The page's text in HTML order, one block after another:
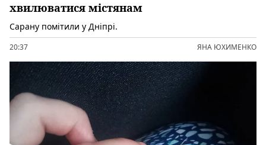
хвилюватися містянам
Сарану помітили у Дніпрі.
20:37 ЯНА ЮХИМЕНКО